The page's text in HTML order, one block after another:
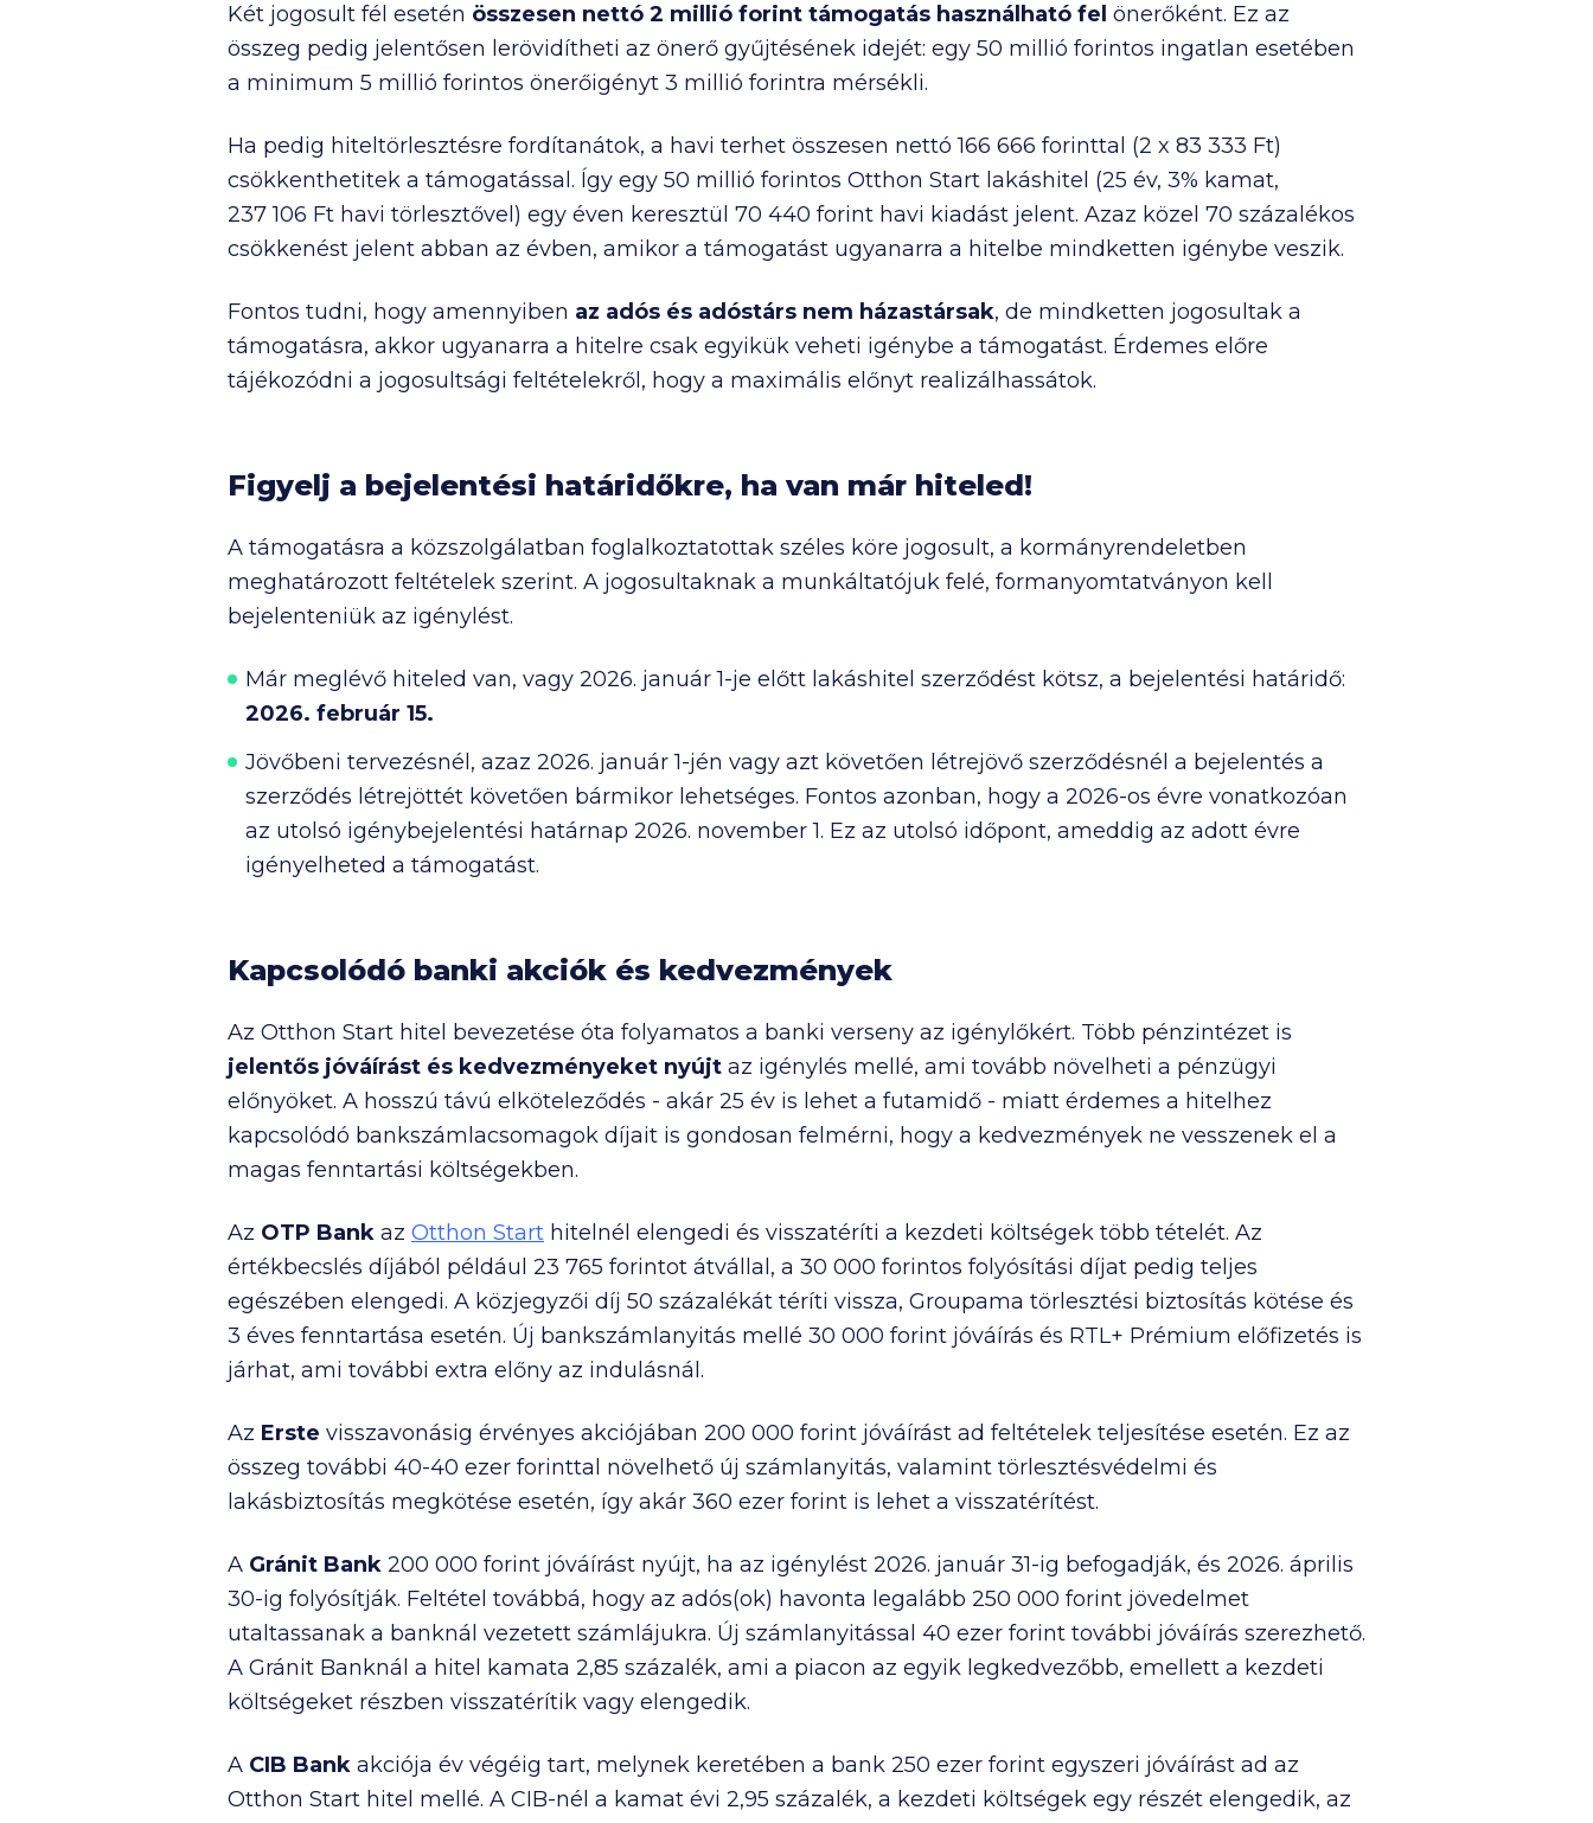
Két jogosult fél esetén összesen nettó 2 millió forint támogatás használható fel önerőként. Ez az
összeg pedig jelentősen lerövidítheti az önerő gyűjtésének idejét: egy 50 millió forintos ingatlan esetében
a minimum 5 millió forintos önerőigényt 3 millió forintra mérsékli.
Ha pedig hiteltörlesztésre fordítanátok, a havi terhet összesen nettó166 666 forinttal (2 x 83 333 Ft)
csökkenthetitek a támogatással. Így egy 50 millió forintos Otthon Start lakáshitel (25 év, 3% kamat,
237 106 Ft havi törlesztővel) egy éven keresztül 70 440 forint havi kiadást jelent. Azaz közel 70 százalékos
csökkenést jelent abban az évben, amikor a támogatást ugyanarra a hitelbe mindketten igénybe veszik.
Fontos tudni, hogy amennyiben az adós és adóstárs nem házastársak, de mindketten jogosultak a
támogatásra, akkor ugyanarra a hitelre csak egyikük veheti igénybe a támogatást. Érdemes előre
tájékozódni a jogosultsági feltételekről, hogy a maximális előnyt realizálhassátok.
Figyelj a bejelentési határidőkre, ha van már hiteled!
A támogatásra a közszolgálatban foglalkoztatottak széles köre jogosult, a kormányrendeletben
meghatározott feltételek szerint. A jogosultaknak a munkáltatójuk felé, formanyomtatványon kell
bejelenteniük az igénylést.
Már meglévő hiteled van, vagy 2026. január 1-je előtt lakáshitel szerződést kötsz, a bejelentési határidő:
2026. február 15.
Jövőbeni tervezésnél, azaz 2026. január 1-jén vagy azt követően létrejövő szerződésnél a bejelentés a
szerződés létrejöttét követően bármikor lehetséges. Fontos azonban, hogy a 2026-os évre vonatkozóan
az utolsó igénybejelentési határnap 2026. november 1. Ez az utolsó időpont, ameddig az adott évre
igényelheted a támogatást.
Kapcsolódó banki akciók és kedvezmények
Az Otthon Start hitel bevezetése óta folyamatos a banki verseny az igénylőkért. Több pénzintézet is
jelentős jóváírást és kedvezményeket nyújt az igénylés mellé, ami tovább növelheti a pénzügyi
előnyöket. A hosszú távú elköteleződés - akár 25 év is lehet a futamidő - miatt érdemes a hitelhez
kapcsolódó bankszámlacsomagok díjait is gondosan felmérni, hogy a kedvezmények ne vesszenek el a
magas fenntartási költségekben.
Az OTP Bank az Otthon Start hitelnél elengedi és visszatéríti a kezdeti költségek több tételét. Az
értékbecslés díjából például 23 765 forintot átvállal, a 30 000 forintos folyósítási díjat pedig teljes
egészében elengedi. A közjegyzői díj 50 százalékát téríti vissza, Groupama törlesztési biztosítás kötése és
3 éves fenntartása esetén. Új bankszámlanyitás mellé 30 000 forint jóváírás és RTL+ Prémium előfizetés is
járhat, ami további extra előny az indulásnál.
Az Erste visszavonásig érvényes akciójában 200 000 forint jóváírást ad feltételek teljesítése esetén. Ez az
összeg további 40-40 ezer forinttal növelhető új számlanyitás, valamint törlesztésvédelmi és
lakásbiztosítás megkötése esetén, így akár 360 ezer forint is lehet a visszatérítést.
A Gránit Bank 200 000 forint jóváírást nyújt, ha az igénylést 2026. január 31-ig befogadják, és 2026. április
30-ig folyósítják. Feltétel továbbá, hogy az adós(ok) havonta legalább 250 000 forint jövedelmet
utaltassanak a banknál vezetett számlájukra. Új számlanyitással 40 ezer forint további jóváírás szerezhető.
A Gránit Banknál a hitel kamata 2,85 százalék, ami a piacon az egyik legkedvezőbb, emellett a kezdeti
költségeket részben visszatérítik vagy elengedik.
A CIB Bank akciója év végéig tart, melynek keretében a bank 250 ezer forint egyszeri jóváírást ad az
Otthon Start hitel mellé. A CIB-nél a kamat évi 2,95 százalék, a kezdeti költségek egy részét elengedik, az